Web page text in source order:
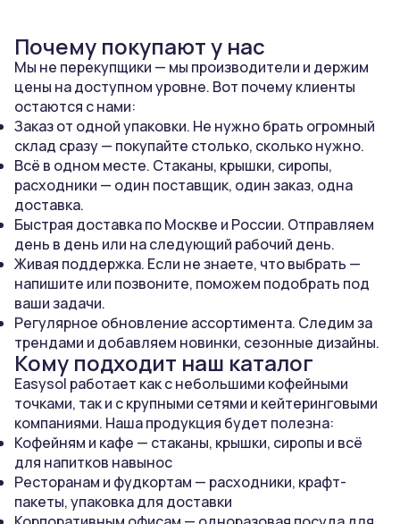
Почему покупают у нас
Мы не перекупщики — мы производители и держим
цены на доступном уровне. Вот почему клиенты
остаются с нами:
Заказ от одной упаковки. Не нужно брать огромный
склад сразу — покупайте столько, сколько нужно.
Всё в одном месте. Стаканы, крышки, сиропы,
расходники — один поставщик, один заказ, одна
доставка.
Быстрая доставка по Москве и России. Отправляем
день в день или на следующий рабочий день.
Живая поддержка. Если не знаете, что выбрать —
напишите или позвоните, поможем подобрать под
ваши задачи.
Регулярное обновление ассортимента. Следим за
трендами и добавляем новинки, сезонные дизайны.
Кому подходит наш каталог
Easysol работает как с небольшими кофейными
точками, так и с крупными сетями и кейтеринговыми
компаниями. Наша продукция будет полезна:
Кофейням и кафе — стаканы, крышки, сиропы и всё
для напитков навынос
Ресторанам и фудкортам — расходники, крафт-
пакеты, упаковка для доставки